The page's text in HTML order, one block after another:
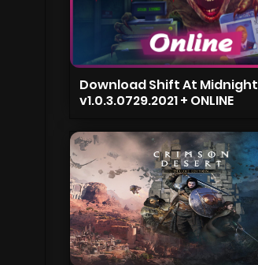
Download Shift At Midnight
v1.0.3.0729.2021 + ONLINE